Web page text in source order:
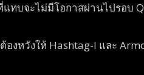
ทบจะไม่มีโอกาสผ่านไปรอบ
งหวังให้ Hashtag-I และ